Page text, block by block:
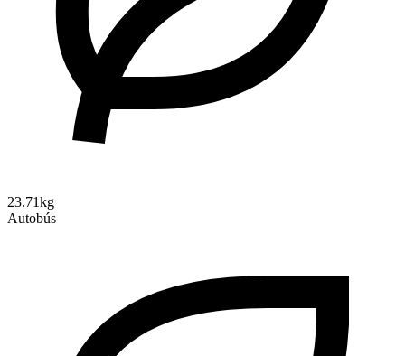
23.71kg
Autobús